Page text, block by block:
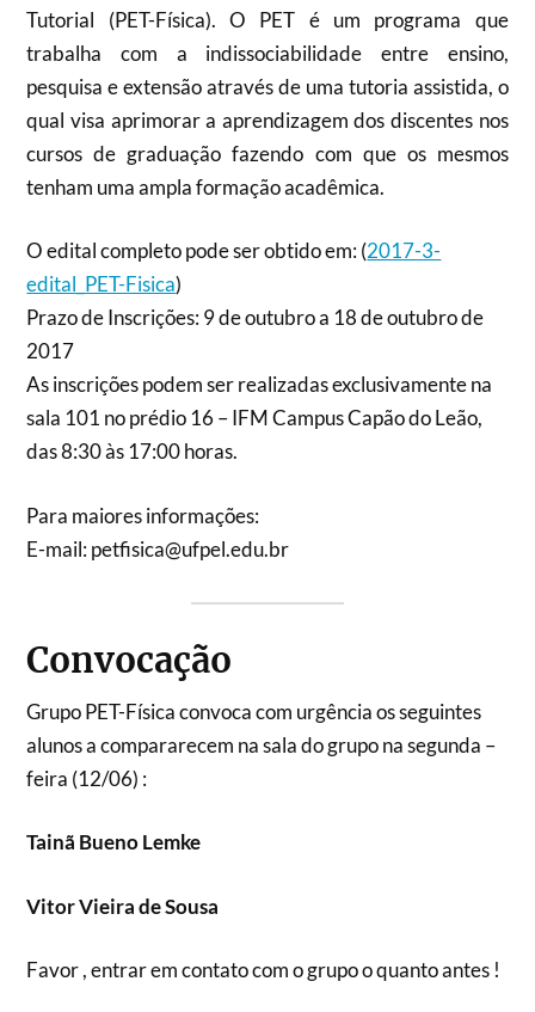
Tutorial (PET-Física). O PET é um programa que
trabalha com a indissociabilidade entre ensino,
pesquisa e extensão através de uma tutoria assistida, o
qual visa aprimorar a aprendizagem dos discentes nos
cursos de graduação fazendo com que os mesmos
tenham uma ampla formação acadêmica.
O edital completo pode ser obtido em: (2017-3-
edital_PET-Fisica)
Prazo de Inscrições: 9 de outubro a 18 de outubro de
2017
As inscrições podem ser realizadas exclusivamente na
sala 101 no prédio 16 – IFM Campus Capão do Leão,
das 8:30 às 17:00 horas.
Para maiores informações:
E-mail: petfisica@ufpel.edu.br
Convocação
Grupo PET-Física convoca com urgência os seguintes
alunos a compararecem na sala do grupo na segunda –
feira (12/06) :
Tainã Bueno Lemke
Vitor Vieira de Sousa
Favor , entrar em contato com o grupo o quanto antes !